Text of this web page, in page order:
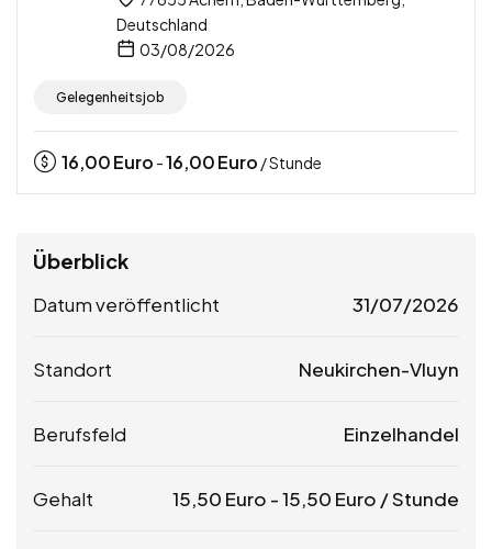
Deutschland
03/08/2026
Gelegenheitsjob
16,00Euro -16,00Euro / Stunde
Überblick
Datum veröffentlicht 31/07/2026
Standort Neukirchen-Vluyn
Berufsfeld Einzelhandel
Gehalt 15,50 Euro -15,50 Euro / Stunde